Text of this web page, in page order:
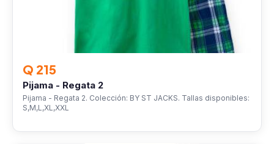
Q 215
Pijama - Regata 2
Pijama - Regata 2. Colección: BY ST JACKS. Tallas disponibles:
S,M,L,XL,XXL